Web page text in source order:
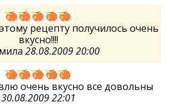
рецепту получилось очень
вкусно!!!!
28.08.2009 20:00
очень вкусно все довольны
30.08.2009 22:01